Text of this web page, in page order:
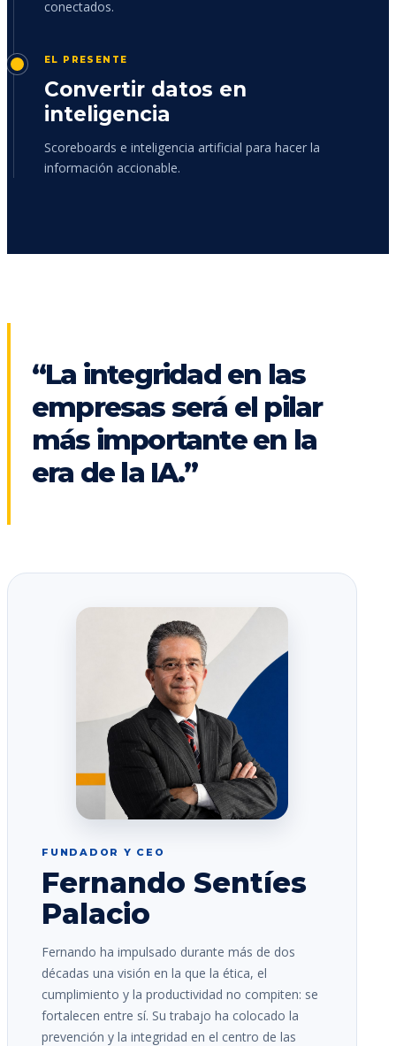
conectados.
EL PRESENTE
Convertir datos en
inteligencia
Scoreboards e inteligencia artificial para hacer la
información accionable.
“La integridad en las
empresas será el pilar
más importante en la
era de la IA.”
FUNDADOR Y CEO
Fernando Sentíes
Palacio
Fernando ha impulsado durante más de dos
décadas una visión en la que la ética, el
cumplimiento y la productividad no compiten: se
fortalecen entre sí. Su trabajo ha colocado la
prevención y la integridad en el centro de las